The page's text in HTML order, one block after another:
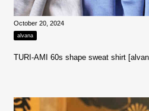
October 20, 2024
alvana
TURI-AMI 60s shape sweat shirt